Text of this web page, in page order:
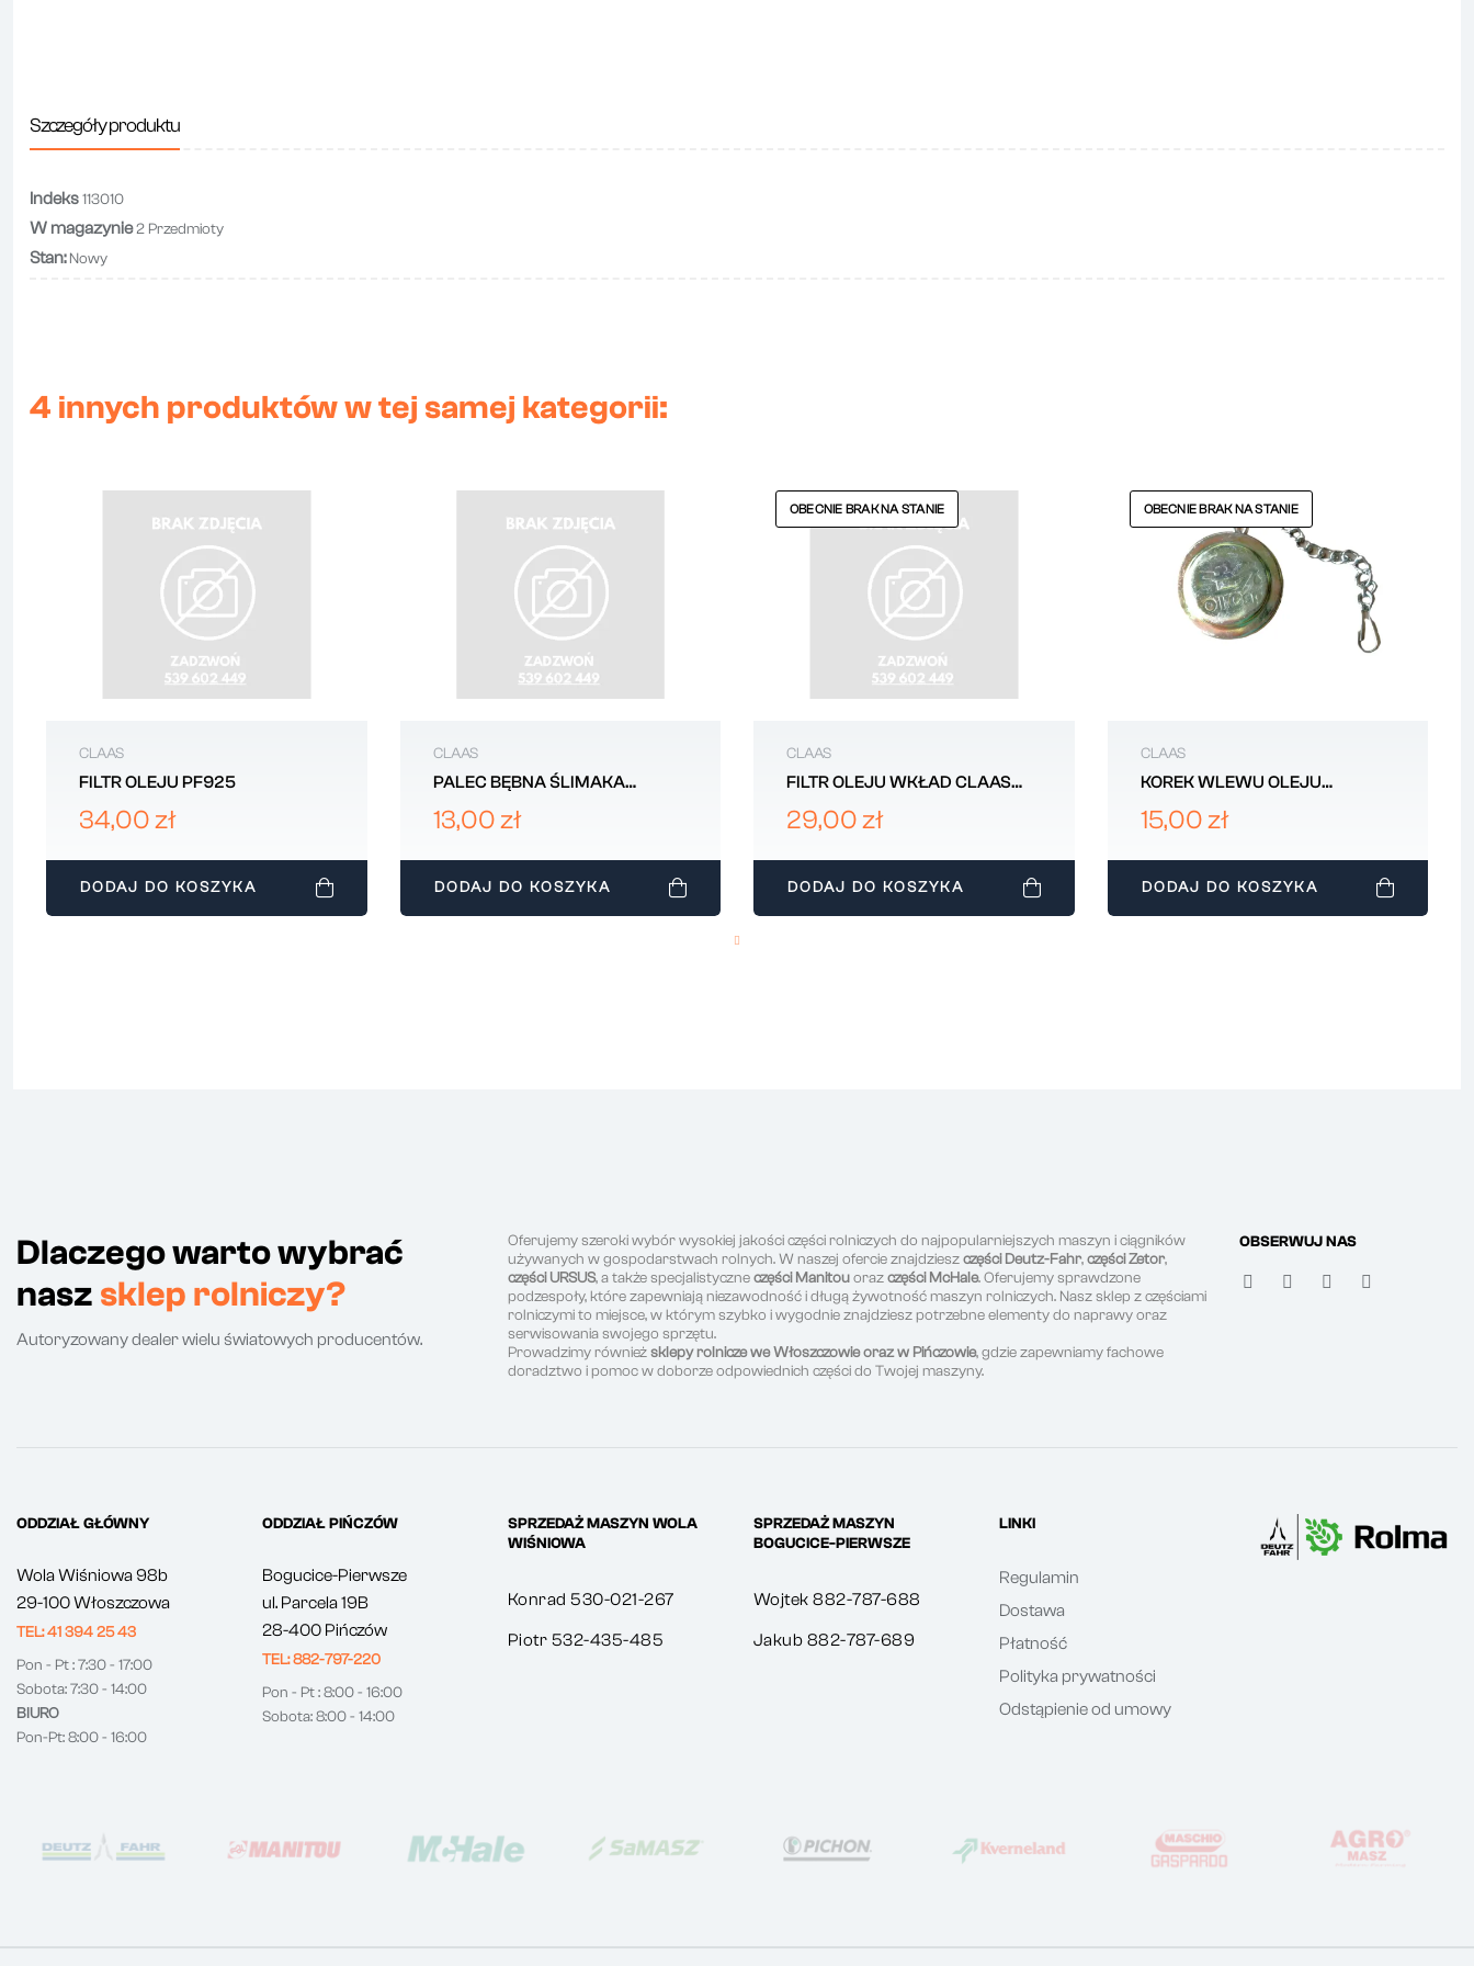
Szczegóły produktu
Indeks113010
W magazynie2 Przedmioty
Stan: Nowy
4 innych produktów w tej samej kategorii:
CLAAS
FILTR OLEJU PF925
34,00 zł
DODAJ DO KOSZYKA
CLAAS
PALEC BĘBNA ŚLIMAKA
MASSEY FERGUSON
D28250566
13,00 zł
DODAJ DO KOSZYKA
OBECNIE BRAK NA STANIE
CLAAS
FILTR OLEJU WKŁAD CLAAS
133529
29,00 zł
DODAJ DO KOSZYKA
OBECNIE BRAK NA STANIE
CLAAS
KOREK WLEWU OLEJU
2487854P 85-3
15,00 zł
DODAJ DO KOSZYKA
Dlaczego warto wybrać
nasz sklep rolniczy?
Autoryzowany dealer wielu światowych producentów.
Oferujemy szeroki wybór wysokiej jakości części rolniczych do najpopularniejszych maszyn i ciągników
używanych w gospodarstwach rolnych. W naszej ofercie znajdzieszczęści Deutz-Fahr,części Zetor,
części URSUS, a także specjalistyczneczęści Manitouorazczęści McHale. Oferujemy sprawdzone
podzespoły, które zapewniają niezawodność i długą żywotność maszyn rolniczych. Nasz sklep z częściami
rolniczymi to miejsce, w którym szybko i wygodnie znajdziesz potrzebne elementy do naprawy oraz
serwisowania swojego sprzętu.
Prowadzimy równieżsklepy rolnicze we Włoszczowie oraz w Pińczowie, gdzie zapewniamy fachowe
doradztwo i pomoc w doborze odpowiednich części do Twojej maszyny.
OBSERWUJ NAS
ODDZIAŁ GŁÓWNY
Wola Wiśniowa 98b
29-100 Włoszczowa
TEL: 41 394 25 43
Pon - Pt : 7:30 - 17:00
Sobota: 7:30 - 14:00
BIURO
Pon-Pt: 8:00 - 16:00
ODDZIAŁ PIŃCZÓW
Bogucice-Pierwsze
ul. Parcela 19B
28-400 Pińczów
TEL: 882-797-220
Pon - Pt : 8:00 - 16:00
Sobota: 8:00 - 14:00
SPRZEDAŻ MASZYN WOLA
WIŚNIOWA
Konrad 530-021-267
Piotr 532-435-485
SPRZEDAŻ MASZYN
BOGUCICE-PIERWSZE
Wojtek 882-787-688
Jakub 882-787-689
LINKI
Regulamin
Dostawa
Płatność
Polityka prywatności
Odstąpienie od umowy